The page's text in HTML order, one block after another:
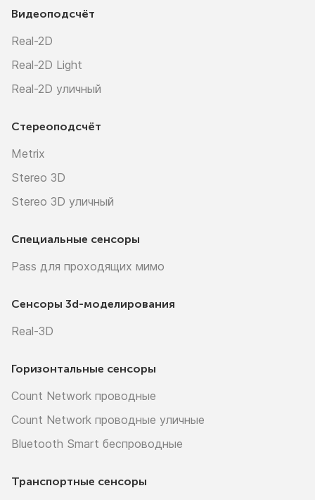
Видеоподсчёт
Real-2D
Real-2D Light
Real-2D уличный
Стереоподсчёт
Metrix
Stereo 3D
Stereo 3D уличный
Специальные сенсоры
Pass для проходящих мимо
Сенсоры 3d-моделирования
Real-3D
Горизонтальные сенсоры
Count Network проводные
Count Network проводные уличные
Bluetooth Smart беспроводные
Транспортные сенсоры